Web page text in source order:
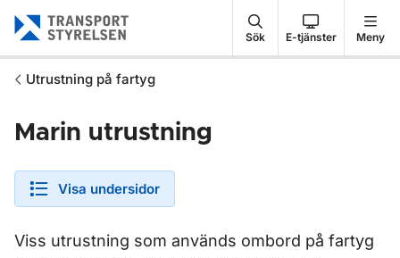
Gå till sidans innehåll Sök E-tjänster Meny
Utrustning på fartyg
Marin utrustning
Visa undersidor
Viss utrustning som används ombord på fartyg